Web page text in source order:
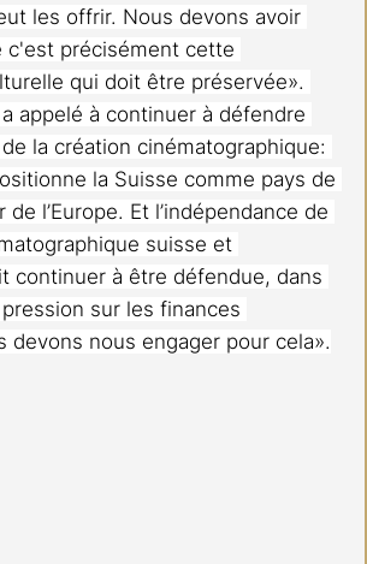
les offrir. Nous devons avoir
c'est précisément cette
qui doit être préservée».
appelé à continuer à défendre
la création cinématographique:
la Suisse comme pays de
l’Europe. Et l’indépendance de
suisse et
continuer à être défendue, dans
sur les finances
devons nous engager pour cela».